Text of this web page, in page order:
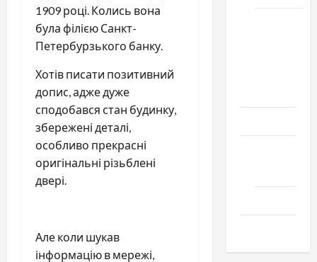
1909 році. Колись вона
була філією Санкт-
Петербурзького банку.
Хотів писати позитивний
допис, адже дуже
сподобався стан будинку,
збережені деталі,
особливо прекрасні
оригінальні різьблені
двері.
Але коли шукав
інформацію в мережі,